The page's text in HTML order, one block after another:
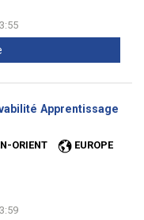
Apprentissage
ORIENT
EUROPE